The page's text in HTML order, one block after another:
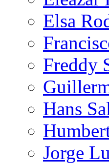
Elsa
Freddy
Hans
Jorge